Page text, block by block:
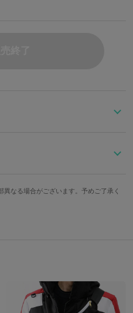
に、ファスナーや内装にはレッ
装：ポリエステル100% 金属：亜
奥行き
数
なる場合がございます。予めご了承く